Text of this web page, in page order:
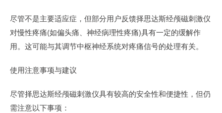
尽管不是主要适应症，但部分用户反馈择思达斯经颅磁刺激仪
对慢性疼痛(如偏头痛、神经病理性疼痛)具有一定的缓解作
用。这可能与其调节中枢神经系统对疼痛信号的处理有关。
使用注意事项与建议
尽管择思达斯经颅磁刺激仪具有较高的安全性和便捷性，但仍
需注意以下事项：